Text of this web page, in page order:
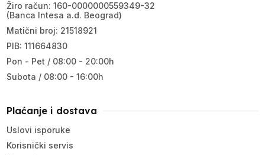
Žiro račun: 160-0000000559349-32
(Banca Intesa a.d. Beograd)
Matični broj: 21518921
PIB: 111664830
Pon - Pet / 08:00 - 20:00h
Subota / 08:00 - 16:00h
Plaćanje i dostava
Uslovi isporuke
Korisnički servis